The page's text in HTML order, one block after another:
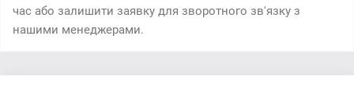
час або залишити заявку для зворотного зв'язку з
нашими менеджерами.